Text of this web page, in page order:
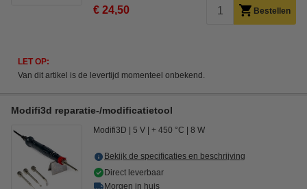
€ 24,50 Bestellen
LET OP:
Van dit artikel is de levertijd momenteel onbekend.
Modifi3d reparatie-/modificatietool
Modifi3D 5 V + 450 °C 8 W
Bekijk de specificaties en beschrijving
Direct leverbaar
Morgen in huis